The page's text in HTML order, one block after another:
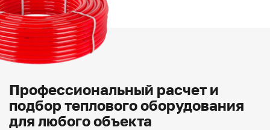
Профессиональный расчет и
подбор теплового оборудования
для любого объекта